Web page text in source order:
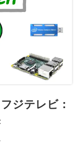
ジテレビ：